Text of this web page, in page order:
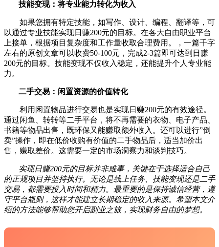
技能变现：将专业能力转化为收入
如果您拥有特定技能，如写作、设计、编程、翻译等，可
以通过专业技能实现日赚200元的目标。在各大自由职业平台
上接单，根据项目复杂度和工作量收取合理费用。，一篇千字
左右的原创文章可以收费50-100元，完成2-3篇即可达到日赚
200元的目标。技能变现不仅收入稳定，还能提升个人专业能
力。
二手交易：闲置资源的价值转化
利用闲置物品进行交易也是实现日赚200元的有效途径。
通过闲鱼、转转等二手平台，将不再需要的衣物、电子产品、
书籍等物品出售，既环保又能赚取额外收入。还可以进行”倒
卖”操作，即在低价收购有价值的二手物品后，适当加价出
售，赚取差价。这需要一定的市场洞察力和谈判技巧。
实现日赚200元的目标并非难事，关键在于选择适合自己
的正规项目并坚持执行。无论是线上任务、技能变现还是二手
交易，都需要投入时间和精力。最重要的是保持诚信经营，遵
守平台规则，这样才能建立长期稳定的收入来源。希望本文介
绍的方法能够帮助您开启副业之旅，实现财务自由的梦想。